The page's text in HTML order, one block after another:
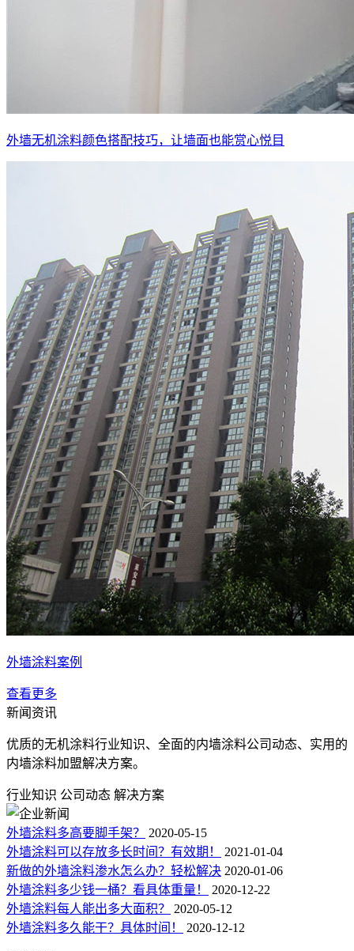
外墙无机涂料颜色搭配技巧，让墙面也能赏心悦目
外墙涂料案例
查看更多
新闻资讯
优质的无机涂料行业知识、全面的内墙涂料公司动态、实用的
内墙涂料加盟解决方案。
行业知识 公司动态 解决方案
外墙涂料多高要脚手架？
2020-05-15
外墙涂料可以存放多长时间？有效期！
2021-01-04
新做的外墙涂料渗水怎么办？轻松解决 2020-01-06
外墙涂料多少钱一桶？看具体重量！
2020-12-22
外墙涂料每人能出多大面积？
2020-05-12
外墙涂料多久能干？具体时间！
2020-12-12